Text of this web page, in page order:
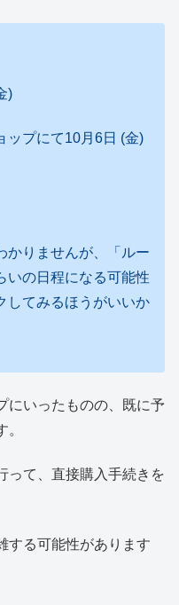
)
ップにて10月6日 (金)
かりませんが、「ルー
いの日程になる可能性
してみるほうがいいか
にいったものの、既に予
って、直接購入手続きを
する可能性があります